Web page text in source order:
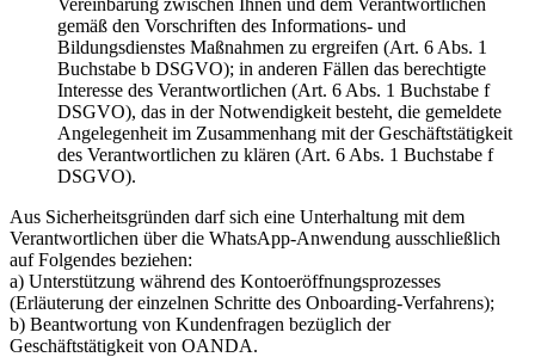
Vereinbarung zwischen Ihnen und dem Verantwortlichen
gemäß den Vorschriften des Informations- und
Bildungsdienstes Maßnahmen zu ergreifen (Art. 6 Abs. 1
Buchstabe b DSGVO); in anderen Fällen das berechtigte
Interesse des Verantwortlichen (Art. 6 Abs. 1 Buchstabe f
DSGVO), das in der Notwendigkeit besteht, die gemeldete
Angelegenheit im Zusammenhang mit der Geschäftstätigkeit
des Verantwortlichen zu klären (Art. 6 Abs. 1 Buchstabe f
DSGVO).
Aus Sicherheitsgründen darf sich eine Unterhaltung mit dem
Verantwortlichen über die WhatsApp-Anwendung ausschließlich
auf Folgendes beziehen:
a) Unterstützung während des Kontoeröffnungsprozesses
(Erläuterung der einzelnen Schritte des Onboarding-Verfahrens);
b) Beantwortung von Kundenfragen bezüglich der
Geschäftstätigkeit von OANDA.